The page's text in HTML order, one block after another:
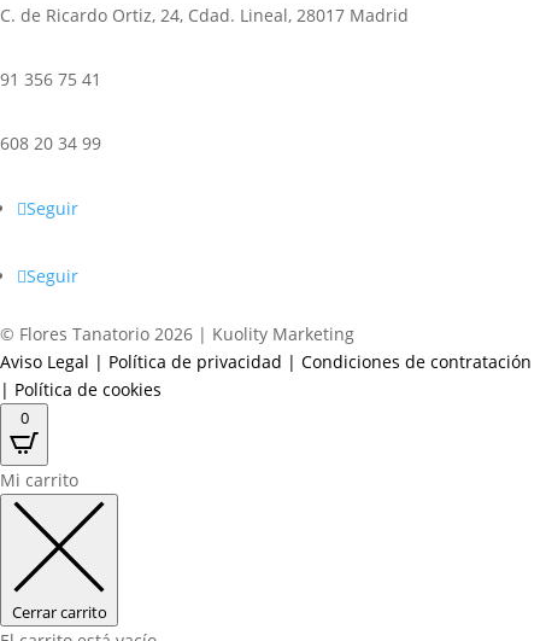
C. de Ricardo Ortiz, 24, Cdad. Lineal, 28017 Madrid
91 356 75 41
608 20 34 99
Seguir
Seguir
© Flores Tanatorio 2026 | Kuolity Marketing
Aviso Legal | Política de privacidad | Condiciones de contratación
| Política de cookies
0
Mi carrito
Cerrar carrito